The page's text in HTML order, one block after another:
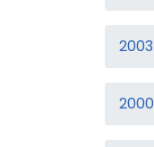
2003
2000